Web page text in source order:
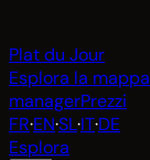
Plat du Jour
Esplora la mappa
managerPrezzi
FR·EN·SL·IT·DE
Esplora